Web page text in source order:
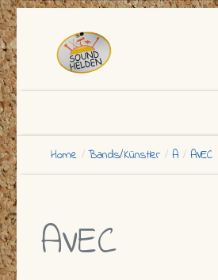
Home Bands/Künstler A AVEC
AVEC